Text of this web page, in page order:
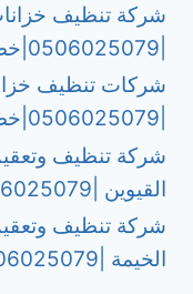
شركة تنظيف
شركات تنظيف
شركة تنظيف
القيوين |0506025079
شركة تنظيف
الخيمة |0506025079